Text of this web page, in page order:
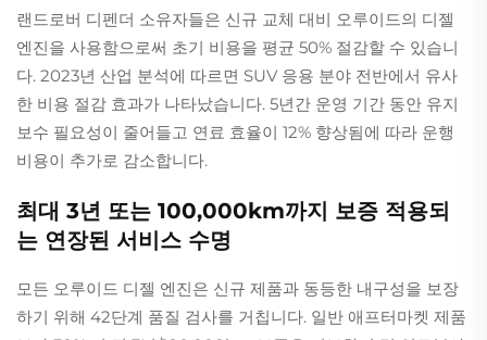
랜드로버 디펜더 소유자들은 신규 교체 대비 오루이드의 디젤
엔진을 사용함으로써 초기 비용을 평균 50% 절감할 수 있습니
다. 2023년 산업 분석에 따르면 SUV 응용 분야 전반에서 유사
한 비용 절감 효과가 나타났습니다. 5년간 운영 기간 동안 유지
보수 필요성이 줄어들고 연료 효율이 12% 향상됨에 따라 운행
비용이 추가로 감소합니다.
최대 3년 또는 100,000km까지 보증 적용되
는 연장된 서비스 수명
모든 오루이드 디젤 엔진은 신규 제품과 동등한 내구성을 보장
하기 위해 42단계 품질 검사를 거칩니다. 일반 애프터마켓 제품